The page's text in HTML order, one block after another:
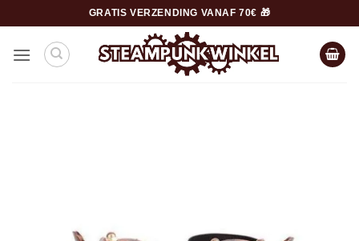
naar
inhoud
GRATIS VERZENDING VANAF 70€ 🎁